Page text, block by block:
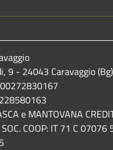
9 - 24043 Caravaggio (Bg)
00272830167
e MANTOVANA
SOC. COOP: IT 71 C